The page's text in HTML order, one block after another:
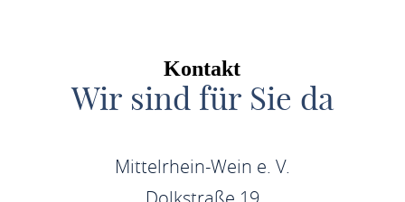
Kontakt
Wir sind für Sie da
Mittelrhein-Wein e. V.